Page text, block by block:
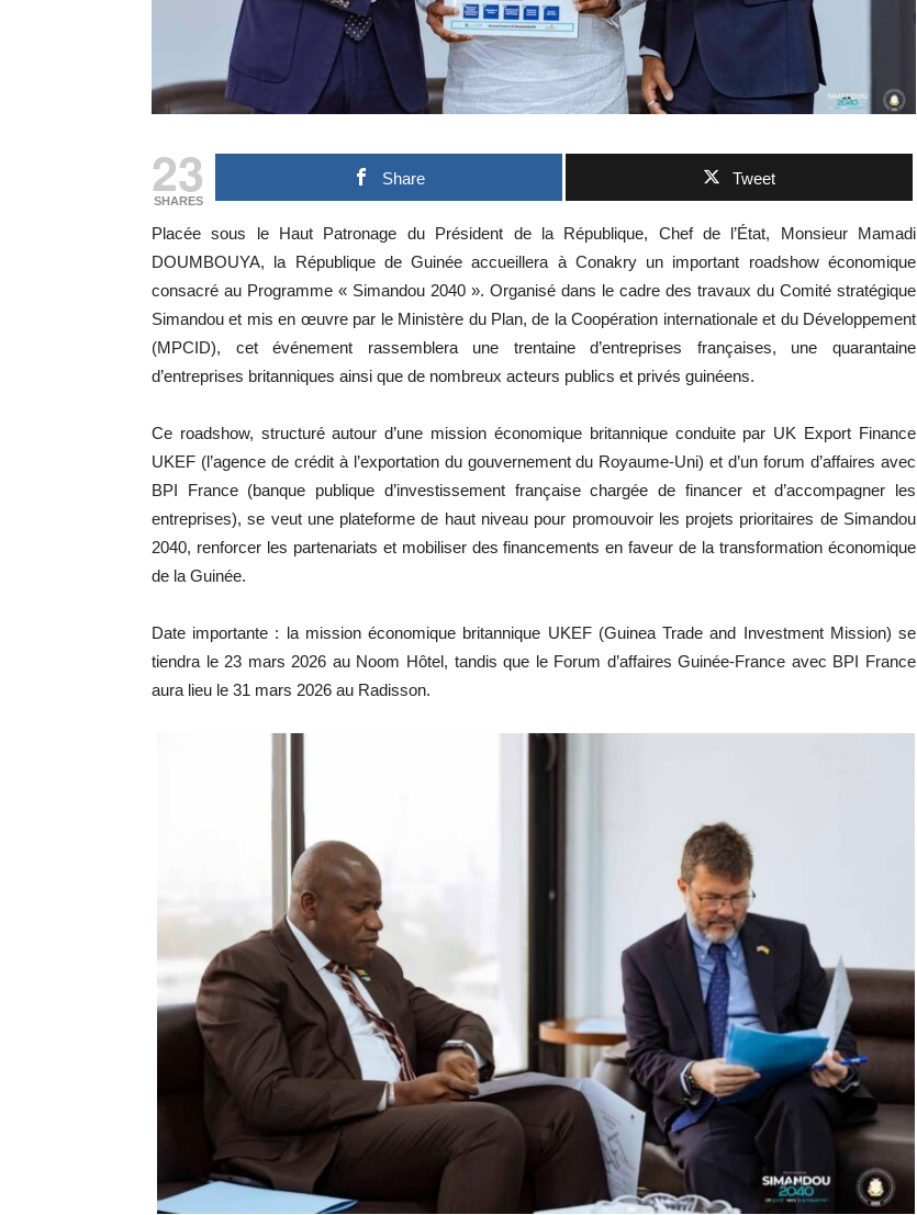
23
SHARES
Share Tweet
Placée sous le Haut Patronage du Président de la République, Chef de l’État, Monsieur Mamadi
DOUMBOUYA, la République de Guinée accueillera à Conakry un important roadshow économique
consacré au Programme « Simandou 2040 ». Organisé dans le cadre des travaux du Comité stratégique
Simandou et mis en œuvre par le Ministère du Plan, de la Coopération internationale et du Développement
(MPCID), cet événement rassemblera une trentaine d’entreprises françaises, une quarantaine
d’entreprises britanniques ainsi que de nombreux acteurs publics et privés guinéens.
Ce roadshow, structuré autour d’une mission économique britannique conduite par UK Export Finance
UKEF (l’agence de crédit à l’exportation du gouvernement du Royaume‑Uni) et d’un forum d’affaires avec
BPI France (banque publique d’investissement française chargée de financer et d’accompagner les
entreprises), se veut une plateforme de haut niveau pour promouvoir les projets prioritaires de Simandou
2040, renforcer les partenariats et mobiliser des financements en faveur de la transformation économique
de la Guinée.
Date importante : la mission économique britannique UKEF (Guinea Trade and Investment Mission) se
tiendra le 23 mars 2026 au Noom Hôtel, tandis que le Forum d’affaires Guinée‑France avec BPI France
aura lieu le 31 mars 2026 au Radisson.